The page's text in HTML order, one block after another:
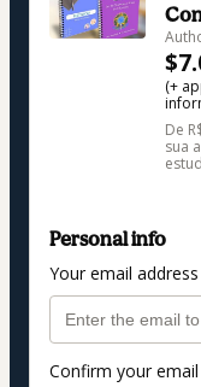
(+
De
sua
Personal info
Your email address
Confirm your email